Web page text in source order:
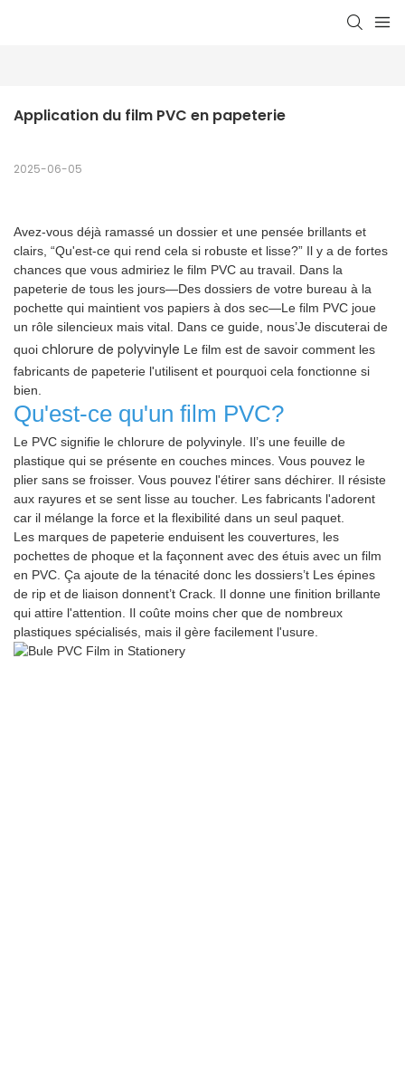
Application du film PVC en papeterie
2025-06-05
Avez-vous déjà ramassé un dossier et une pensée brillants et
clairs, “Qu'est-ce qui rend cela si robuste et lisse?” Il y a de fortes
chances que vous admiriez le film PVC au travail. Dans la
papeterie de tous les jours—Des dossiers de votre bureau à la
pochette qui maintient vos papiers à dos sec—Le film PVC joue
un rôle silencieux mais vital. Dans ce guide, nous’Je discuterai de
quoi chlorure de polyvinyle Le film est de savoir comment les
fabricants de papeterie l'utilisent et pourquoi cela fonctionne si
bien.
Qu'est-ce qu'un film PVC?
Le PVC signifie le chlorure de polyvinyle. Il’s une feuille de
plastique qui se présente en couches minces. Vous pouvez le
plier sans se froisser. Vous pouvez l'étirer sans déchirer. Il résiste
aux rayures et se sent lisse au toucher. Les fabricants l'adorent
car il mélange la force et la flexibilité dans un seul paquet.
Les marques de papeterie enduisent les couvertures, les
pochettes de phoque et la façonnent avec des étuis avec un film
en PVC. Ça ajoute de la ténacité donc les dossiers’t Les épines
de rip et de liaison donnent’t Crack. Il donne une finition brillante
qui attire l'attention. Il coûte moins cher que de nombreux
plastiques spécialisés, mais il gère facilement l'usure.